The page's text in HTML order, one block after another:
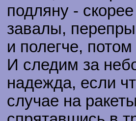
подляну -
завалы,
и полегче,
И следим за
надежда, если
случае на